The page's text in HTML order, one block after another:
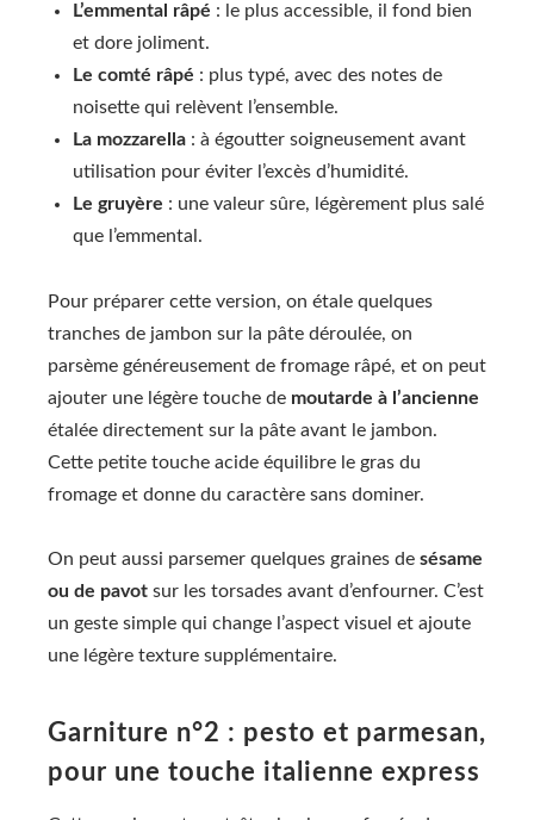
L’emmental râpé : le plus accessible, il fond bien
et dore joliment.
Le comté râpé : plus typé, avec des notes de
noisette qui relèvent l’ensemble.
La mozzarella : à égoutter soigneusement avant
utilisation pour éviter l’excès d’humidité.
Le gruyère : une valeur sûre, légèrement plus salé
que l’emmental.
Pour préparer cette version, on étale quelques
tranches de jambon sur la pâte déroulée, on
parsème généreusement de fromage râpé, et on peut
ajouter une légère touche de moutarde à l’ancienne
étalée directement sur la pâte avant le jambon.
Cette petite touche acide équilibre le gras du
fromage et donne du caractère sans dominer.
On peut aussi parsemer quelques graines de sésame
ou de pavot sur les torsades avant d’enfourner. C’est
un geste simple qui change l’aspect visuel et ajoute
une légère texture supplémentaire.
Garniture n°2 : pesto et parmesan,
pour une touche italienne express